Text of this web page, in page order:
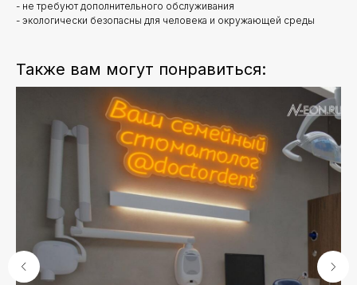
- не требуют дополнительного обслуживания
- экологически безопасны для человека и окружающей среды
Также вам могут понравиться: